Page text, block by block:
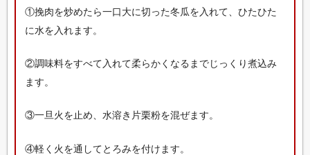
①挽肉を炒めたら一口大に切った冬瓜を入れて、ひたひた
に水を入れます。
②調味料をすべて入れて柔らかくなるまでじっくり煮込み
ます。
③一旦火を止め、水溶き片栗粉を混ぜます。
④軽く火を通してとろみを付けます。